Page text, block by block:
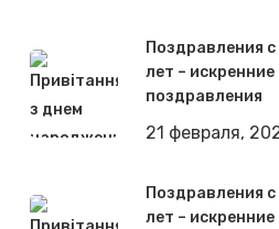
Поздравления
лет –
поздравления
21 февраля,
Поздравления
лет –